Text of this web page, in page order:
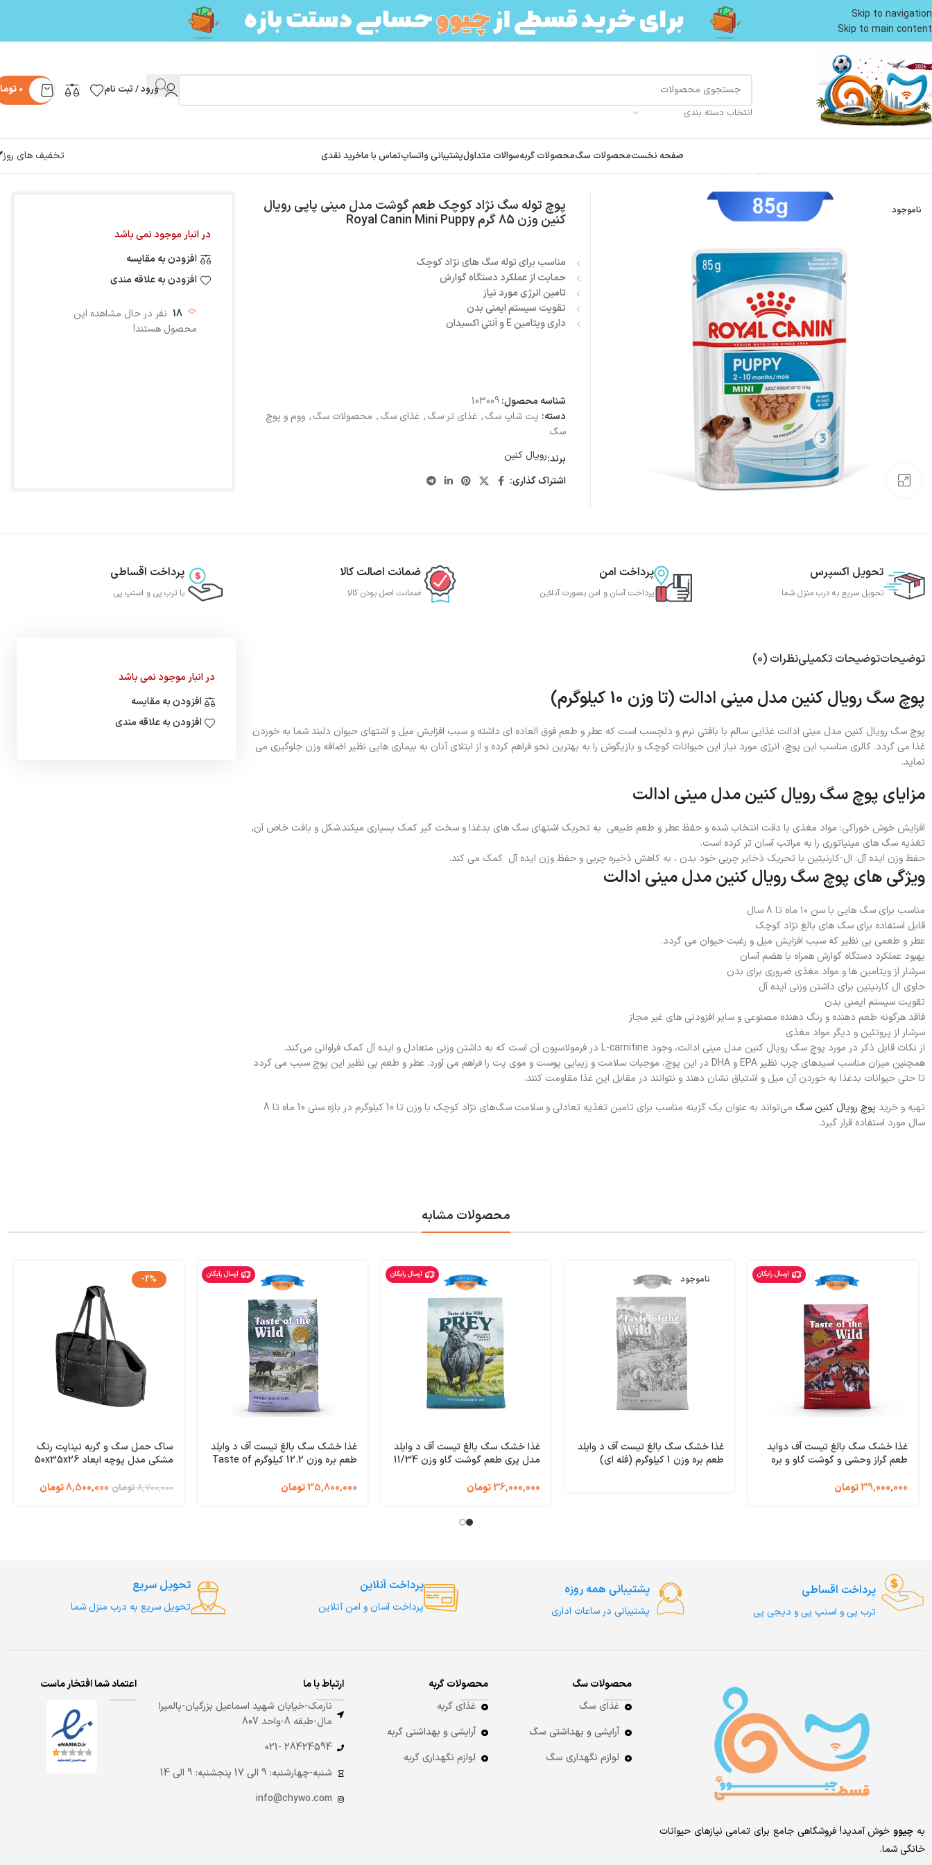
Skip to navigation
Skip to main content
انتخاب دسته بندی
ورود / ثبت نام 0
صفحه نخستمحصولات سگمحصولات گربهسوالات متداولپشتیبانی واتساپتماس با ماخرید نقدی
تخفیف های روز
ناموجود
بزرگنمایی تصویر
پوچ توله سگ نژاد کوچک طعم گوشت مدل مینی پاپی رویال
کنین وزن 85 گرم Royal Canin Mini Puppy
مناسب برای توله سگ های نژاد کوچک
حمایت از عملکرد دستگاه گوارش
تامین انرژی مورد نیاز
تقویت سیستم ایمنی بدن
داری ویتامین E و آنتی اکسیدان
شناسه محصول:103009
دسته: پت شاپ سگ, غذای تر سگ, غذای سگ, محصولات سگ, ووم و پوچ
سگ
برند:رویال کنین
اشتراک گذاری:
در انبار موجود نمی باشد
افزودن به مقایسه
افزودن به علاقه مندی
18 نفر در حال مشاهده این
محصول هستند!
تحویل اکسپرس
تحویل سریع به درب منزل شما
پرداخت امن
پرداخت آسان و امن بصورت آنلاین
ضمانت اصالت کالا
ضمانت اصل بودن کالا
پرداخت اقساطی
با ترب‌ پی و اسنپ پی
توضیحاتتوضیحات تکمیلینظرات (0)
پوچ سگ رویال کنین مدل مینی ادالت (تا وزن 10 کیلوگرم)
پوچ سگ رویال کنین مدل مینی ادالت غذایی سالم با بافتی نرم و دلچسب است که عطر و طعم فوق العاده ای داشته و سبب افزایش میل و اشتهای حیوان دلبند شما به خوردن
غذا می گردد. کالری مناسب این پوچ، انرژی مورد نیاز این حیوانات کوچک و بازیگوش را به بهترین نحو فراهم کرده و از ابتلای آنان به بیماری هایی نظیر اضافه وزن جلوگیری می
نماید.
مزایای پوچ سگ رویال کنین مدل مینی ادالت
افزایش خوش خوراکی: مواد مغذی با دقت انتخاب شده و حفظ عطر و طعم طبیعی به تحریک اشتهای سگ های بدغذا و سخت گیر کمک بسیاری میکند.شکل و بافت خاص آن,
تغذیه سگ های مینیاتوری را به مراتب آسان تر کرده است.
حفظ وزن ایده آل: ال-کارنیتین با تحریک ذخایر چربی خود بدن ، به کاهش ذخیره چربی و حفظ وزن ایده آل کمک می کند.
ویژگی های پوچ سگ رویال کنین مدل مینی ادالت
مناسب برای سگ هایی با سن ۱۰ ماه تا ۸ سال
قابل استفاده برای سگ های بالغ نژاد کوچک
عطر و طعمی بی نظیر که سبب افزایش میل و رغبت حیوان می گردد.
بهبود عملکرد دستگاه گوارش همراه با هضم آسان
سرشار از ویتامین ها و مواد مغذی ضروری برای بدن
حاوی ال کارنیتین برای داشتن وزنی ایده آل
تقویت سیستم ایمنی بدن
فاقد هرگونه طعم دهنده و رنگ دهنده مصنوعی و سایر افزودنی های غیر مجاز
سرشار از پروتئین و دیگر مواد مغذی
از نکات قابل ذکر در مورد پوچ سگ رویال کنین مدل مینی ادالت، وجود L-carnitine در فرمولاسیون آن است که به داشتن وزنی متعادل و ایده آل کمک فراوانی می‌کند.
همچنین میزان مناسب اسیدهای چرب نظیر EPA و DHA در این پوچ، موجبات سلامت و زیبایی پوست و موی پت را فراهم می آورد. عطر و طعم بی نظیر این پوچ سبب می گردد
تا حتی حیوانات بدغذا به خوردن آن میل و اشتیاق نشان دهند و نتوانند در مقابل این غذا مقاومت کنند.
تهیه و خرید پوچ رویال کنین سگ
می‌تواند به عنوان یک گزینه مناسب برای تامین تغذیه تعادلی و سلامت سگ‌های نژاد کوچک با وزن تا 10 کیلوگرم در بازه سنی 10 ماه تا 8
سال مورد استفاده قرار گیرد.
در انبار موجود نمی باشد
افزودن به مقایسه
افزودن به علاقه مندی
محصولات مشابه
ارسال رایگان
غذا خشک سگ بالغ تیست آف دواید
طعم گراز وحشی و گوشت گاو و بره
Wild Southwest Canyon
39,000,000تومان
ناموجود
غذا خشک سگ بالغ تیست آف د وایلد
طعم بره وزن 1 کیلوگرم (فله ای)
ارسال رایگان
غذا خشک سگ بالغ تیست آف د وایلد
مدل پری طعم گوشت گاو وزن 11/34
Limited Ingredient
36,000,000تومان
ارسال رایگان
غذا خشک سگ بالغ تیست آف د وایلد
طعم بره وزن 12.2 کیلوگرم Taste of
35,800,000 تومان
-2%
ساک حمل سگ و گربه نیناپت رنگ
مشکی مدل پوچه ابعاد 50x35x26
8,700,000 تومان 8,500,000تومان
پرداخت اقساطی
ترب‌ پی و اسنپ پی و دیجی پی
پشتیبانی همه روزه
پشتیبانی در ساعات اداری
پرداخت آنلاین
پرداخت آسان و امن آنلاین
تحویل سریع
تحویل سریع به درب منزل شما
به چیووخوش آمدید! فروشگاهی جامع برای تمامی نیازهای حیوانات
خانگی شما.
محصولات سگ
غذای سگ
آرایشی و بهداشتی سگ
لوازم نگهداری سگ
محصولات گربه
غذای گربه
آرایشی و بهداشتی گربه
لوازم نگهداری گربه
ارتباط با ما
نارمک-خیابان شهید اسماعیل بزرگیان-پالمیرا
مال-طبقه 8-واحد 807
28424594 -021
شنبه-چهارشنبه: 9 الی 17 پنجشنبه: 9 الی 14
info@chywo.com
اعتماد شما افتخار ماست